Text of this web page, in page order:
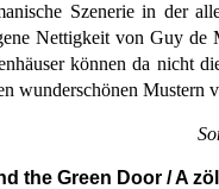
Szenerie in der
Nettigkeit von Guy de
können da nicht
wunderschönen Mustern
the Green Door / A